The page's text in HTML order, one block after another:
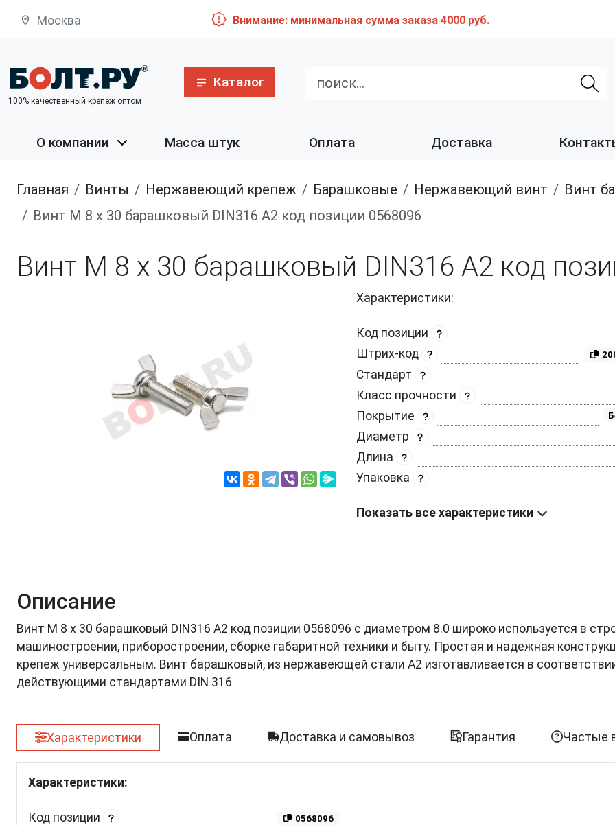
Москва Внимание: минимальная сумма заказа 4000 руб.
100% качественный крепеж оптом
Каталог
О компании Масса штук Оплата Доставка
Главная винты нержавеющий крепеж барашковые нержавеющий винт
Винт
Винт М 8 х 30 барашковый DIN316 A2 код позиции 0568096
Винт М 8 х 30 барашковый DIN316 A2 код
Характеристики:
Код позиции
Штрих-код
Стандарт
Класс прочности
Покрытие
Диаметр
Длина
Упаковка
Показать все характеристики
Описание
Винт М 8 х 30 барашковый DIN316 A2 код позиции 0568096 с диаметром 8.0 широко используется в
машиностроении, приборостроении, сборке габаритной техники и быту. Простая и надежная
крепеж универсальным. Винт барашковый, из нержавеющей стали A2 изготавливается в
действующими стандартами DIN 316
Характеристики Оплата Доставка и самовывоз Гарантия Частые
Характеристики:
Код позиции 0568096